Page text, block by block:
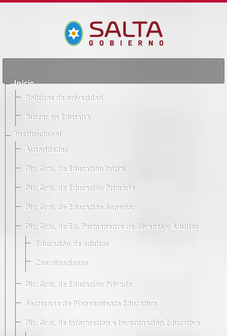
Inicio
Políticas de privacidad
Buscar en Edusalta
Institucional
Autoridades
Dir. Gral. de Educación Inicial
Dir. Gral. de Educación Primaria
Dir. Gral. de Educación Superior
Dir. Gral. de Ed. Permanente de Jóvenes y Adultos
Educación de adultos
Coordinaciones
Dir. Gral. de Educación Privada
Secretaría de Planeamiento Educativo
Dir. Gral. de Información e Investigación Educativa